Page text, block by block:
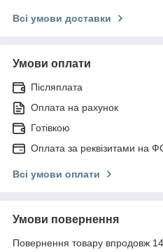
Всі умови доставки
Умови оплати
Післяплата
Оплата на рахунок
Готівкою
Оплата за реквізитами на
Всі умови оплати
Умови повернення
Повернення товару впродовж